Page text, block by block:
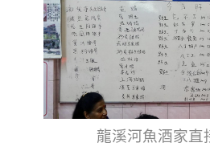
龍溪河魚酒家直